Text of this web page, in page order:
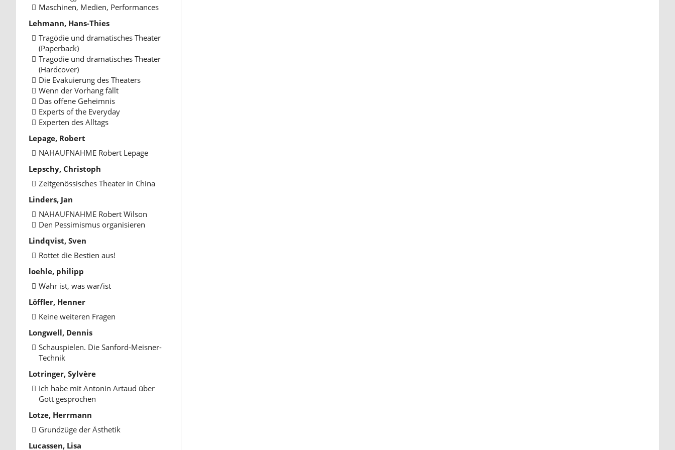
Maschinen, Medien, Performances
Lehmann, Hans-Thies
Tragödie und dramatisches Theater
(Paperback)
Tragödie und dramatisches Theater
(Hardcover)
Die Evakuierung des Theaters
Wenn der Vorhang fällt
Das offene Geheimnis
Experts of the Everyday
Experten des Alltags
Lepage, Robert
NAHAUFNAHME Robert Lepage
Lepschy, Christoph
Zeitgenössisches Theater in China
Linders, Jan
NAHAUFNAHME Robert Wilson
Den Pessimismus organisieren
Lindqvist, Sven
Rottet die Bestien aus!
loehle, philipp
Wahr ist, was war/ist
Löffler, Henner
Keine weiteren Fragen
Longwell, Dennis
Schauspielen. Die Sanford-Meisner-
Technik
Lotringer, Sylvère
Ich habe mit Antonin Artaud über
Gott gesprochen
Lotze, Herrmann
Grundzüge der Ästhetik
Lucassen, Lisa